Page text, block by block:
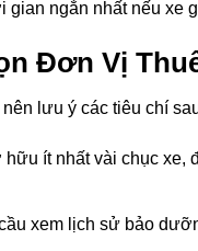
gian ngắn nhất nếu xe
Đơn Vị
lưu ý các tiêu chí
ít nhất vài chục xe,
xem lịch sử bảo